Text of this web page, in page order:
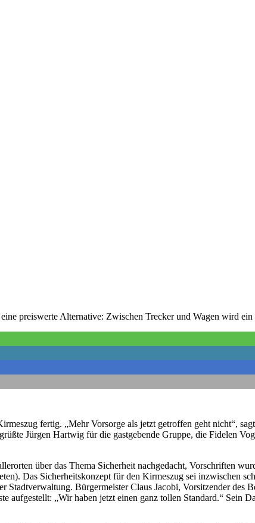
preiswerte Alternative: Zwischen Trecker und Wagen wird
fertig. „Mehr Vorsorge als jetzt getroffen geht nicht“,
Jürgen Hartwig für die gastgebende Gruppe, die Fidelen
über das Thema Sicherheit nachgedacht, Vorschriften
Das Sicherheitskonzept für den Kirmeszug sei inzwischen
Bürgermeister Claus Jacobi, Vorsitzender des
aufgestellt: „Wir haben jetzt einen ganz tollen Standard.“ Sein